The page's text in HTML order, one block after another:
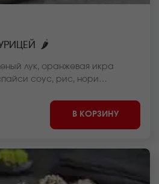
🌶
лук, оранжевая икра
соус, рис, нори
В КОРЗИНУ